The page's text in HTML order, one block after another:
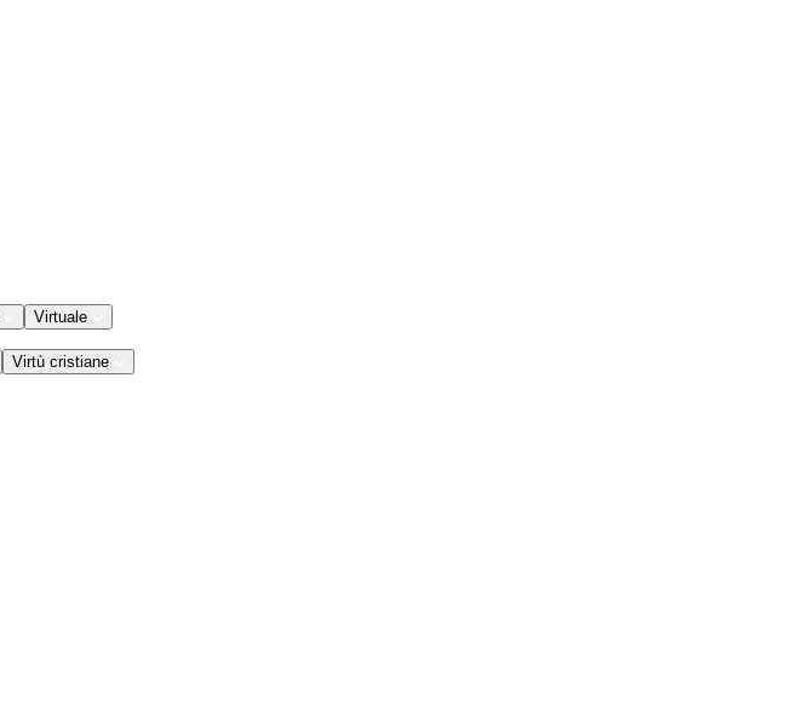
Virtuale
Virtù cristiane